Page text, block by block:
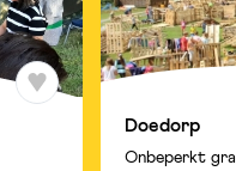
Doedorp
Onbeperkt